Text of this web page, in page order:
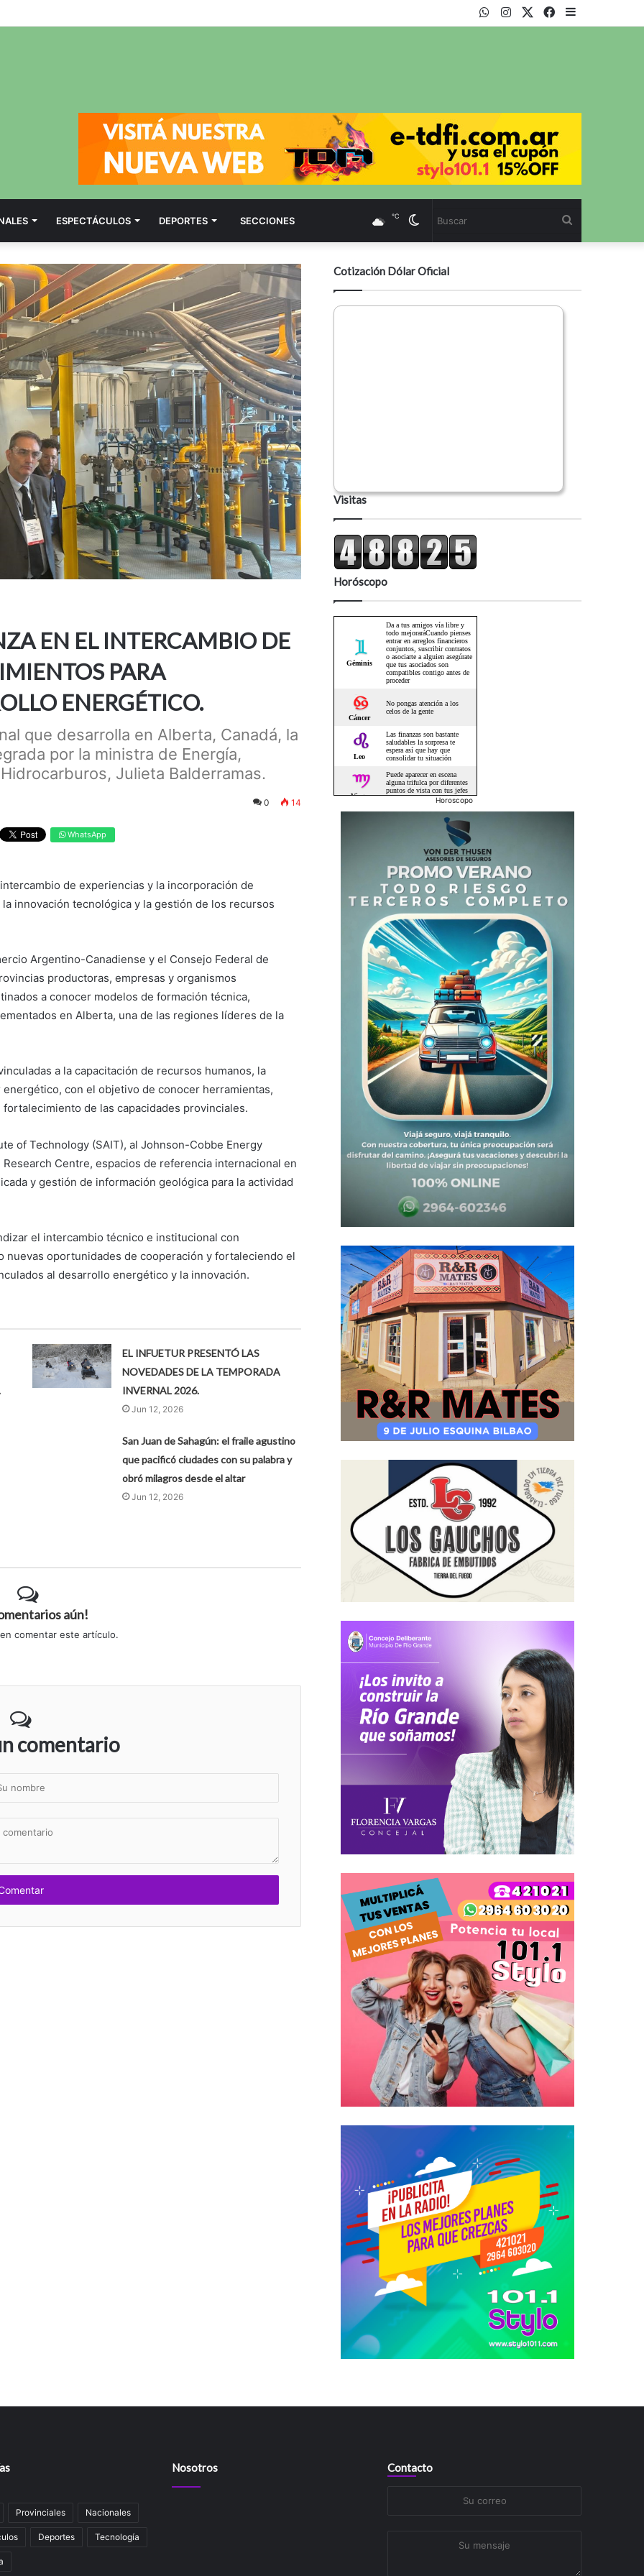
Facebook
Twitter
Instagram
WhatsApp
ESPECTÁCULOS DEPORTES SECCIONES Cambiar
modo
℃
EN EL INTERCAMBIO DE
PARA
ENERGÉTICO.
que desarrolla en Alberta, Canadá, la
por la ministra de Energía,
Julieta Balderramas.
0 14
WhatsApp
de experiencias y la incorporación de
innovación tecnológica y la gestión de los recursos
Argentino-Canadiense y el Consejo Federal de
productoras, empresas y organismos
a conocer modelos de formación técnica,
en Alberta, una de las regiones líderes de la
a la capacitación de recursos humanos, la
con el objetivo de conocer herramientas,
de las capacidades provinciales.
of Technology (SAIT), al Johnson-Cobbe Energy
Centre, espacios de referencia internacional en
y gestión de información geológica para la actividad
el intercambio técnico e institucional con
oportunidades de cooperación y fortaleciendo el
al desarrollo energético y la innovación.
EL INFUETUR PRESENTÓ LAS
NOVEDADES DE LA TEMPORADA
INVERNAL 2026.
Jun 12, 2026
San Juan de Sahagún: el fraile agustino
que pacificó ciudades con su palabra y
obró milagros desde el altar
Jun 12, 2026
aún!
comentar este artículo.
comentario
Cotización Dólar Oficial
Visitas
Horóscopo
Horoscopo
Provinciales Nacionales
Deportes Tecnología
Nosotros Contacto